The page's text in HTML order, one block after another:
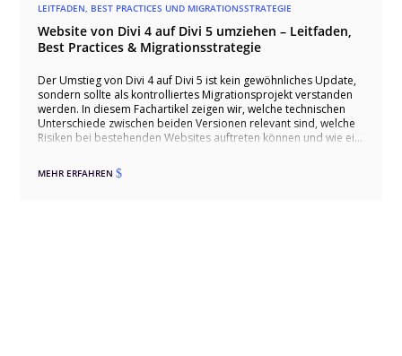
LEITFADEN, BEST PRACTICES UND MIGRATIONSSTRATEGIE
Website von Divi 4 auf Divi 5 umziehen – Leitfaden,
Best Practices & Migrationsstrategie
Der Umstieg von Divi 4 auf Divi 5 ist kein gewöhnliches Update,
sondern sollte als kontrolliertes Migrationsprojekt verstanden
werden. In diesem Fachartikel zeigen wir, welche technischen
Unterschiede zwischen beiden Versionen relevant sind, welche
Risiken bei bestehenden Websites auftreten können und wie ein
Migration und Qualitätssicherung ablaufen sollte. Dabei gehen
wir auch auf typische Stolperfallen wie Drittmodule,
MEHR ERFAHREN$